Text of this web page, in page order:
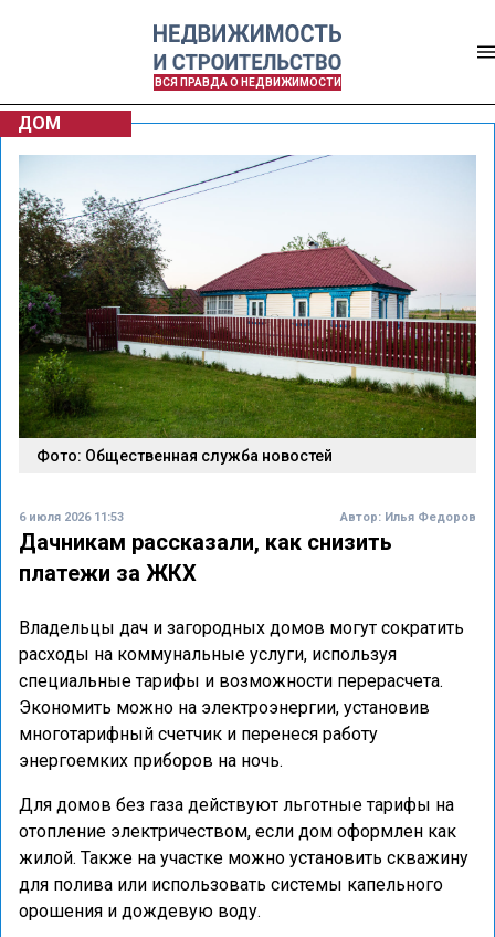
ВСЯ ПРАВДА О НЕДВИЖИМОСТИ
ДОМ
Фото: Общественная служба новостей
6 июля 2026 11:53 Автор: Илья Федоров
Дачникам рассказали, как снизить
платежи за ЖКХ
Владельцы дач и загородных домов могут сократить
расходы на коммунальные услуги, используя
специальные тарифы и возможности перерасчета.
Экономить можно на электроэнергии, установив
многотарифный счетчик и перенеся работу
энергоемких приборов на ночь.
Для домов без газа действуют льготные тарифы на
отопление электричеством, если дом оформлен как
жилой. Также на участке можно установить скважину
для полива или использовать системы капельного
орошения и дождевую воду.